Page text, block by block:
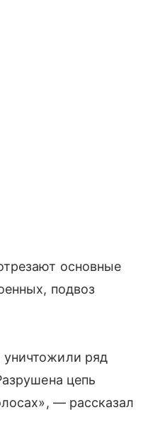
основные
подвоз
ряд
цепь
— рассказал